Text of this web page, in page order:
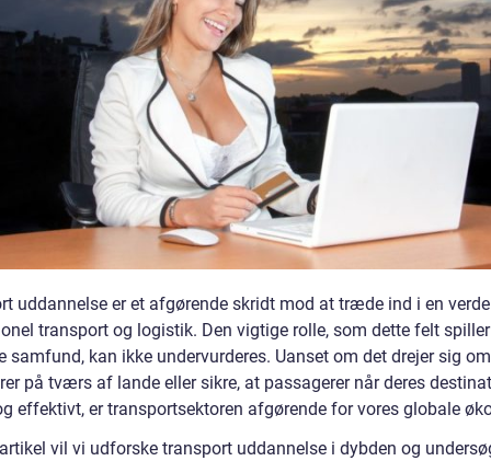
uddannelse er et afgørende skridt mod at træde ind i en
transport og logistik. Den vigtige rolle, som dette felt
samfund, kan ikke undervurderes. Uanset om det drejer sig
på tværs af lande eller sikre, at passagerer når deres
effektivt, er transportsektoren afgørende for vores globale
vil vi udforske transport uddannelse i dybden og